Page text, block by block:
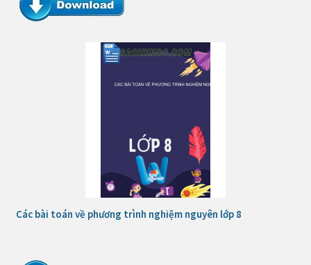
Các bài toán về phương trình nghiệm nguyên lớp 8